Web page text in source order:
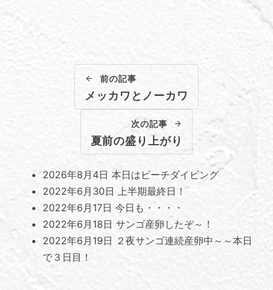
前の記事
メッカワとノーカワ
次の記事
夏前の盛り上がり
2026年8月4日 本日はビーチダイビング
2022年6月30日
上半期最終日！
2022年6月17日 今日も・・・・
2022年6月18日 サンゴ産卵したぞ～！
2022年6月19日 ２夜サンゴ連続産卵中～～本日
で３日目！